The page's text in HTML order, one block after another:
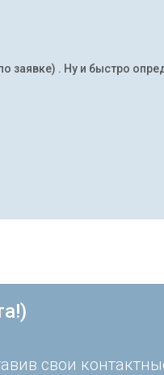
. Ну и быстро
свои